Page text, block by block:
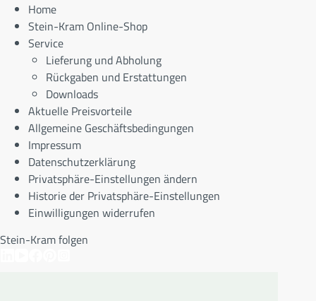
Home
Stein-Kram Online-Shop
Service
Lieferung und Abholung
Rückgaben und Erstattungen
Downloads
Aktuelle Preisvorteile
Allgemeine Geschäftsbedingungen
Impressum
Datenschutzerklärung
Privatsphäre-Einstellungen ändern
Historie der Privatsphäre-Einstellungen
Einwilligungen widerrufen
Stein-Kram folgen